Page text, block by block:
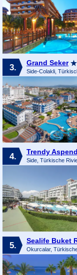
3. Grand Seker
Side-Colakli,
4. Trendy
Side, Türkische
5. Sealife Buket
Okurcalar,